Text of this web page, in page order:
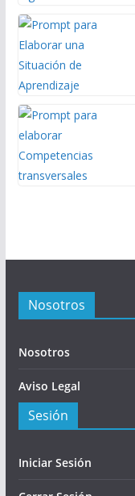
Nosotros
Nosotros
Aviso Legal
Sesión
Iniciar Sesión